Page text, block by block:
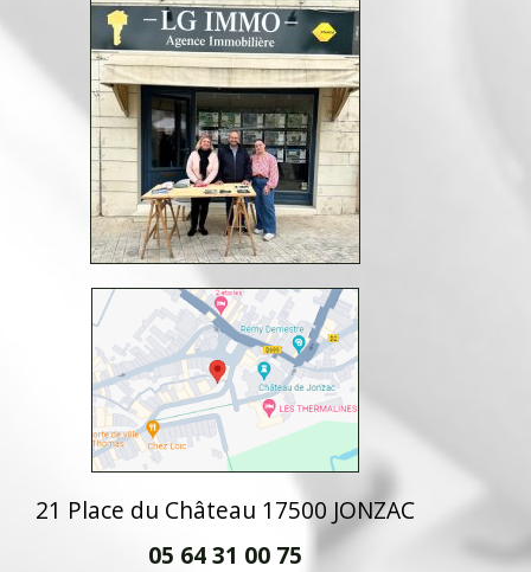
21 Place du Château 17500 JONZAC
05 64 31 00 75